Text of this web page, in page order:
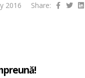
2016 Share: